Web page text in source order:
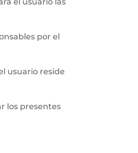
por el
usuario reside
los presentes